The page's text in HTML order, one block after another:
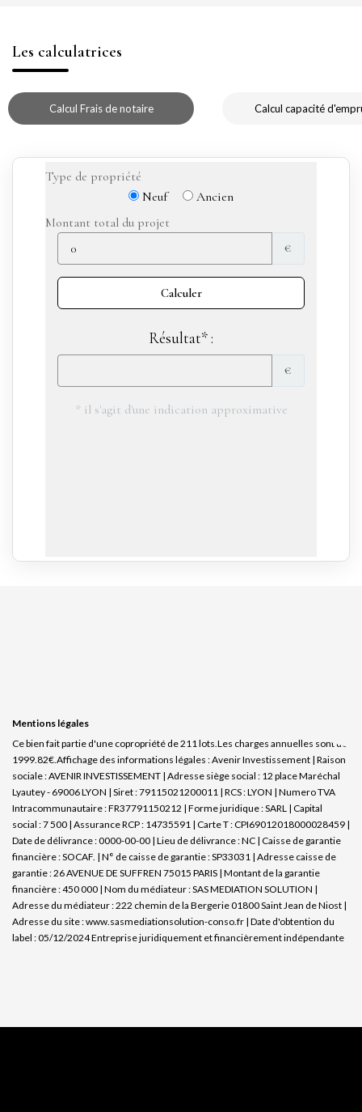
Les calculatrices
Calcul Frais de notaire Calcul capacité
Mentions légales
Ce bien fait partie d'une copropriété de 211 lots.Les charges annuelles sont de
1999.82€.Affichage des informations légales : Avenir Investissement | Raison
sociale : AVENIR INVESTISSEMENT | Adresse siège social : 12 place Maréchal
Lyautey - 69006 LYON | Siret : 79115021200011 | RCS : LYON | Numero TVA
Intracommunautaire : FR37791150212 | Forme juridique : SARL | Capital
social : 7 500 | Assurance RCP : 14735591 | Carte T : CPI69012018000028459 |
Date de délivrance : 0000-00-00 | Lieu de délivrance : NC | Caisse de garantie
financière : SOCAF. | N° de caisse de garantie : SP33031 | Adresse caisse de
garantie : 26 AVENUE DE SUFFREN 75015 PARIS | Montant de la garantie
financière : 450 000 | Nom du médiateur : SAS MEDIATION SOLUTION |
Adresse du médiateur : 222 chemin de la Bergerie 01800 Saint Jean de Niost |
Adresse du site :www.sasmediationsolution-conso.fr | Date d'obtention du
label : 05/12/2024Entreprise juridiquement et financièrement indépendante